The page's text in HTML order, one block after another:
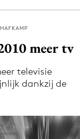
Adformatie
meer tv
televisie
dankzij de